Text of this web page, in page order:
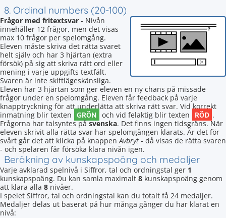
8. Ordinal numbers (20-100)
Frågor med fritextsvar - Nivån
innehåller 12 frågor, men det visas
max 10 frågor per spelomgång.
Eleven måste skriva det rätta svaret
helt själv och har 3 hjärtan (extra
försök) på sig att skriva rätt ord eller
mening i varje uppgifts textfält.
Svaren är inte skiftlägeskänsliga.
Eleven har 3 hjärtan som ger eleven en ny chans på missade
frågor under en spelomgång. Eleven får feedback på varje
knapptryckning för att underlätta att skriva rätt svar. Vid korrekt
inmatning blir texten GRÖN och vid felaktig blir texten RÖD .
Frågorna har talsyntes påsvenska. Det finns ingen tidsgräns. När
eleven skrivit alla rätta svar har spelomgången klarats. Är det för
svårt går det att klicka på knappenAvbryt - då visas de rätta svaren
- och spelaren får försöka klara nivån igen.
Beräkning av kunskapspoäng och medaljer
Varje avklarad spelnivå i Siffror, tal och ordningstal ger 1
kunskapspoäng. Du kan samla maximalt 8 kunskapspoäng genom
att klara alla 8 nivåer.
I spelet Siffror, tal och ordningstal kan du totalt få 24 medaljer.
Medaljer delas ut baserat på hur många gånger du har klarat en
nivå: